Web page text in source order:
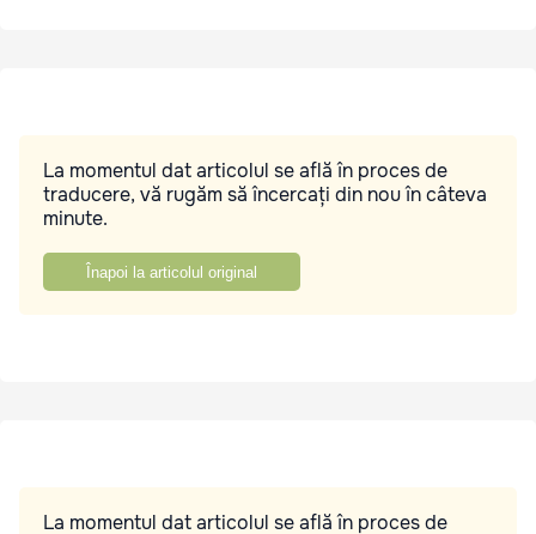
La momentul dat articolul se află în proces de
traducere, vă rugăm să încercați din nou în câteva
minute.
Înapoi la articolul original
La momentul dat articolul se află în proces de